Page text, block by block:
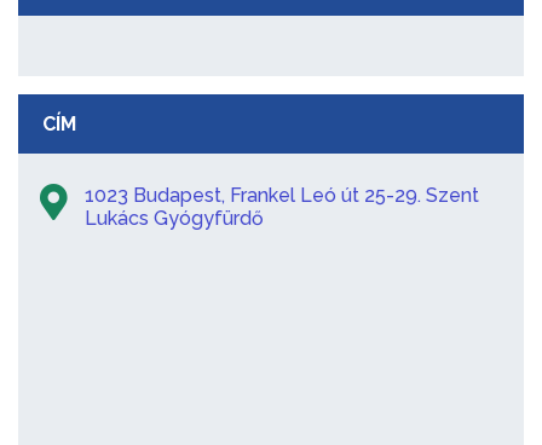
CÍM
1023 Budapest, Frankel Leó út 25-29. Szent
Lukács Gyógyfürdő